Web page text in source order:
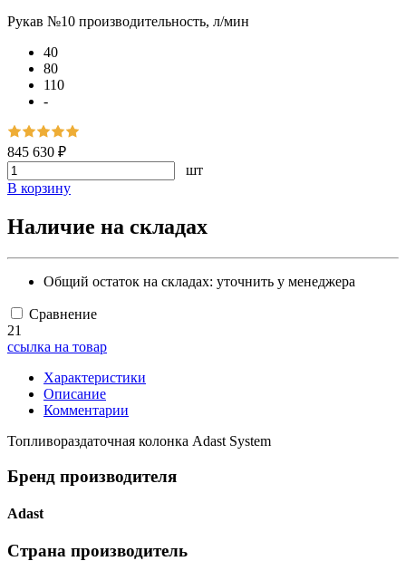
Рукав №10 производительность, л/мин
40
80
110
-
845 630 ₽
шт
В корзину
Наличие на складах
Общий остаток на складах: уточнить у менеджера
Сравнение
21
ссылка на товар
Характеристики
Описание
Комментарии
Топливораздаточная колонка Adast System
Бренд производителя
Adast
Страна производитель